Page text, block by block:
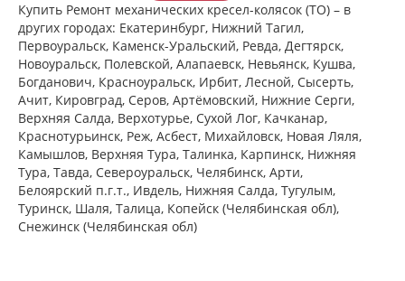
Купить Ремонт механических кресел-колясок (ТО) – в
других городах: Екатеринбург, Нижний Тагил,
Первоуральск, Каменск-Уральский, Ревда, Дегтярск,
Новоуральск, Полевской, Алапаевск, Невьянск, Кушва,
Богданович, Красноуральск, Ирбит, Лесной, Сысерть,
Ачит, Кировград, Серов, Артёмовский, Нижние Cерги,
Верхняя Салда, Верхотурье, Сухой Лог, Качканар,
Краснотурьинск, Реж, Асбест, Михайловск, Новая Ляля,
Камышлов, Верхняя Тура, Талинка, Карпинск, Нижняя
Тура, Тавда, Североуральск, Челябинск, Арти,
Белоярский п.г.т., Ивдель, Нижняя Салда, Тугулым,
Туринск, Шаля, Талица, Копейск (Челябинская обл),
Снежинск (Челябинская обл)